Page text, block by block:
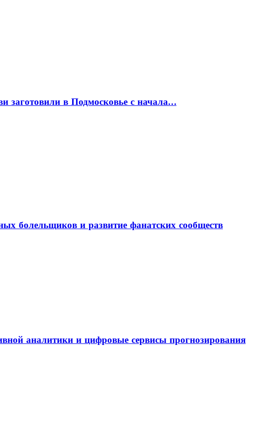
заготовили в Подмосковье с начала…
болельщиков и развитие фанатских сообществ
аналитики и цифровые сервисы прогнозирования